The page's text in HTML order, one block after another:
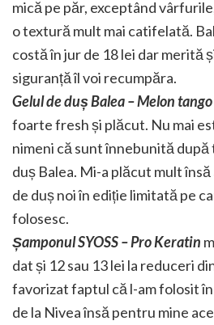
mică pe păr, exceptând
o textură mult mai catifelată.
costă în jur de 18 lei dar merită
siguranță îl voi recumpăra.
Gelul de duș Balea – Melon tango
foarte fresh și plăcut. Nu mai
nimeni că sunt înnebunită
duș Balea. Mi-a plăcut mult
de duș noi în ediție limitată pe
folosesc.
Șamponul SYOSS – Pro Keratin
dat și 12 sau 13 lei la reduceri
favorizat faptul că l-am folosit
de la Nivea însă pentru mine